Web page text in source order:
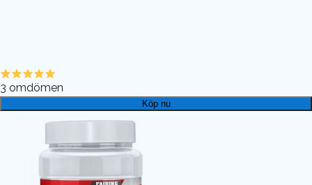
3 omdömen
Köp nu